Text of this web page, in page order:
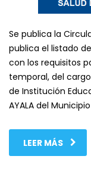
Se publica la
publica el listado
con los requisitos
temporal, del
de Institución
AYALA del
LEER MÁS